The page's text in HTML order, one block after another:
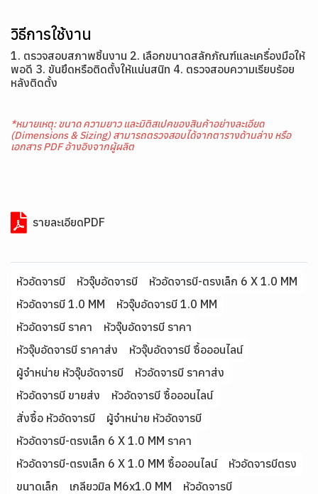
วิธีการใช้งาน
1. ตรวจสอบสภาพชิ้นงาน 2. เลือกขนาดสลักภัณฑ์และเครื่องมือให้
พอดี 3. ขันยึดหรือติดตั้งให้แน่นสนิท 4. ตรวจสอบความเรียบร้อย
หลังติดตั้ง
*หมายเหตุ: ขนาด ความยาว และมิติสเปคของสินค้าอย่างละเอียด
(Dimensions & Sizing) สามารถตรวจสอบได้จากตารางด้านล่าง หรือ
เอกสาร PDF อ้างอิงจากผู้ผลิต
รายละเอียดPDF
หัวอัดจารบี หัวจุ๊บอัดจารบี
หัวอัดจารบี-ตรงเล็ก 6 X 1.0 MM
หัวอัดจารบี 1.0 MM
หัวจุ๊บอัดจารบี 1.0 MM
หัวอัดจารบี ราคา
หัวจุ๊บอัดจารบี ราคา
หัวจุ๊บอัดจารบี ราคาส่ง
หัวจุ๊บอัดจารบี ซื้อออนไลน์
ผู้จำหน่าย หัวจุ๊บอัดจารบี
หัวอัดจารบี ราคาส่ง
หัวอัดจารบี ขายส่ง
หัวอัดจารบี ซื้อออนไลน์
สั่งซื้อ หัวอัดจารบี
ผู้จำหน่าย หัวอัดจารบี
หัวอัดจารบี-ตรงเล็ก 6 X 1.0 MM ราคา
หัวอัดจารบี-ตรงเล็ก 6 X 1.0 MM ซื้อออนไลน์
หัวอัดจารบีตรง
ขนาดเล็ก
เกลียวมิล M6x1.0 MM
หัวอัดจารบี